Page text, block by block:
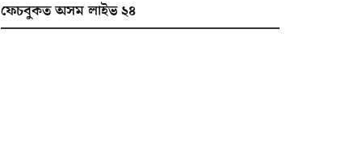
ফেচবুকত অসম লাইভ ২৪